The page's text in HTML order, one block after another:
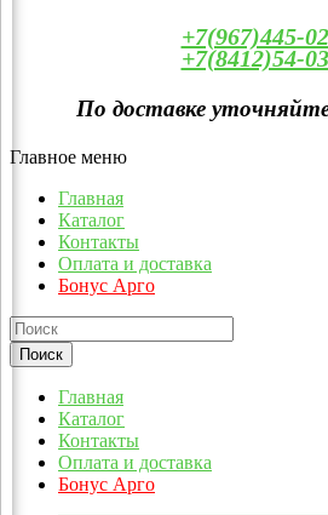
+7(967)445-
+7(8412)54-
По доставке
Главное меню
Главная
Каталог
Контакты
Оплата и доставка
Бонус Арго
Главная
Каталог
Контакты
Оплата и доставка
Бонус Арго